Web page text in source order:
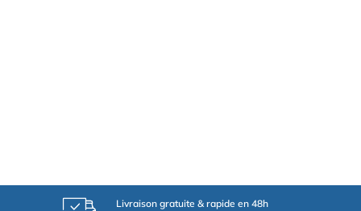
Livraison gratuite & rapide en 48h